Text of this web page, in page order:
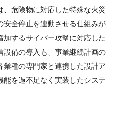
危険物に対応した特殊な火災
安全停止を連動させる仕組みが
するサイバー攻撃に対応した
設備の導入も、事業継続計画の
種の専門家と連携した設計ア
能を過不足なく実装したシステ